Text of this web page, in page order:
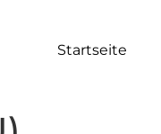
Startseite